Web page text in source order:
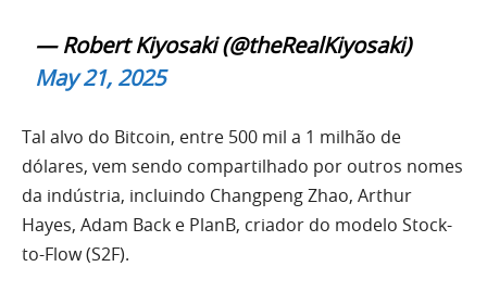
— Robert Kiyosaki (@theRealKiyosaki)
May 21, 2025
Tal alvo do Bitcoin, entre 500 mil a 1 milhão de
dólares, vem sendo compartilhado por outros nomes
da indústria, incluindo Changpeng Zhao, Arthur
Hayes, Adam Back e PlanB, criador do modelo Stock-
to-Flow (S2F).